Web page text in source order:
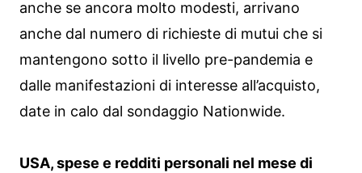
anche se ancora molto modesti, arrivano
anche dal numero di richieste di mutui che si
mantengono sotto il livello pre-pandemia e
dalle manifestazioni di interesse all’acquisto,
date in calo dal sondaggio Nationwide.
USA, spese e redditi personali nel mese di